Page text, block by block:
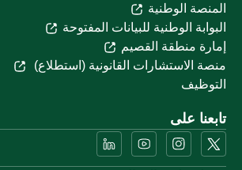
المنصة الوطنية
البوابة الوطنية للبيانات المفتوحة
إمارة منطقة القصيم
منصة الاستشارات القانونية (استطلاع)
التوظيف
تابعنا على